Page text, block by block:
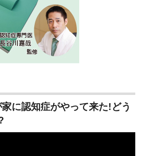
に認知症がやって来た!どう